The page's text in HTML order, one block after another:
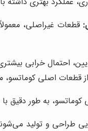
قطعات غیراصلی،
احتمال خرابی
قطعات اصلی
به طور دقیق
طراحی و تولید